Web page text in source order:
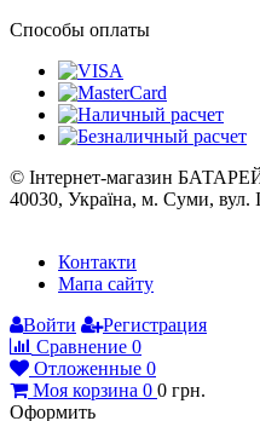
Способы оплаты
© Інтернет-магазин
40030, Україна, м. Суми, вул.
Контакти
Мапа сайту
Войти
Регистрация
Сравнение 0
Отложенные 0
Моя корзина 0 0 грн.
Оформить